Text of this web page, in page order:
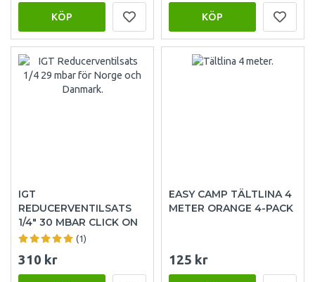
KÖP KÖP
IGT
REDUCERVENTILSATS
1/4" 30 MBAR CLICK ON
(1)
310 kr
EASY CAMP TÄLTLINA 4
METER ORANGE 4-PACK
125 kr